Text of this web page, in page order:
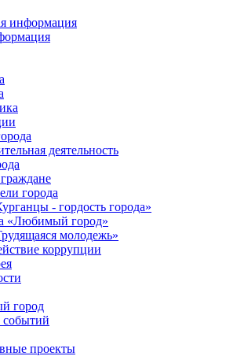
информация
деятельность
города
- гордость города»
«Любимый город»
молодежь»
коррупции
город
событий
проекты